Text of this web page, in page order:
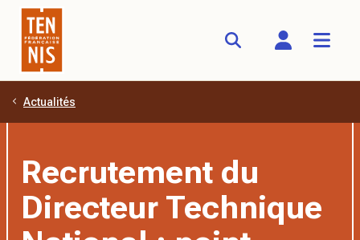
Aller au contenu principal
Actualités
Recrutement du
Directeur Technique